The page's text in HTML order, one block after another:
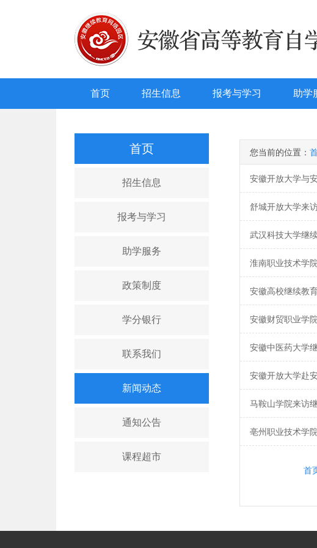
首页 招生信息 报考与学习 助学
首页
招生信息
报考与学习
助学服务
政策制度
学分银行
联系我们
新闻动态
通知公告
课程超市
您当前的位置：
安徽开放大学与
舒城开放大学来
武汉科技大学继
淮南职业技术学
安徽高校继续教
安徽财贸职业学
安徽中医药大学
安徽开放大学赴
马鞍山学院来访
亳州职业技术学
首